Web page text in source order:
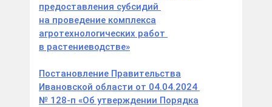
предоставления субсидий
на проведение комплекса
агротехнологических работ
в растениеводстве»
Постановление Правительства
Ивановской области от 04.04.2024
№ 128-п «Об утверждении Порядка